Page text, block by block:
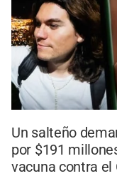
Un salteño
por $191
vacuna contra el